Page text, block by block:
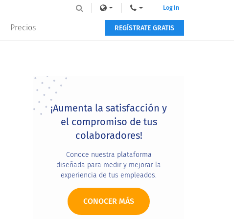
Precios
Log In
REGÍSTRATE GRATIS
Primary
Sidebar
¡Aumenta la satisfacción y
el compromiso de tus
colaboradores!
Conoce nuestra plataforma
diseñada para medir y mejorar la
experiencia de tus empleados.
CONOCER MÁS